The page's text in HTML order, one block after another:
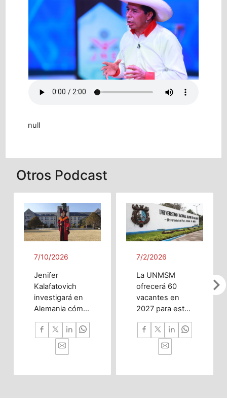
null
Otros Podcast
chevron_right
7/10/2026
Jenifer
Kalafatovich
investigará en
Alemania cómo
la inteligencia
artificial puede
predecir
trastornos del
cerebral desde
prenatal hasta
7/2/2026
La UNMSM
ofrecerá 60
vacantes en
2027 para esta
innovadora
carrera
enfocada en
investigación,
y desarrollo
impacto en